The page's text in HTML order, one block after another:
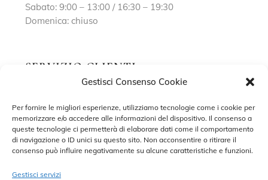
Gestisci Consenso Cookie
Per fornire le migliori esperienze, utilizziamo tecnologie come i cookie per
memorizzare e/o accedere alle informazioni del dispositivo. Il consenso a
queste tecnologie ci permetterà di elaborare dati come il comportamento
di navigazione o ID unici su questo sito. Non acconsentire o ritirare il
consenso può influire negativamente su alcune caratteristiche e funzioni.
Gestisci servizi
Sabato: 9:00 – 13:00 / 16:30 – 19:30
Domenica: chiuso
SERVIZIO CLIENTI
Contatti
Privacy Policy